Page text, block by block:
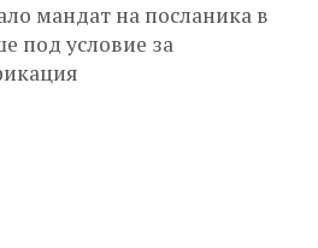
мандат на посланика в
под условие за